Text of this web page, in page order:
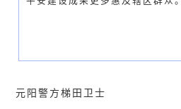
元阳警方梯田卫士